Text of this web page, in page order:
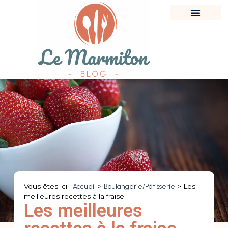
Vous êtes ici : Accueil > Boulangerie/Pâtisserie > Les
meilleures recettes à la fraise
Les meilleures